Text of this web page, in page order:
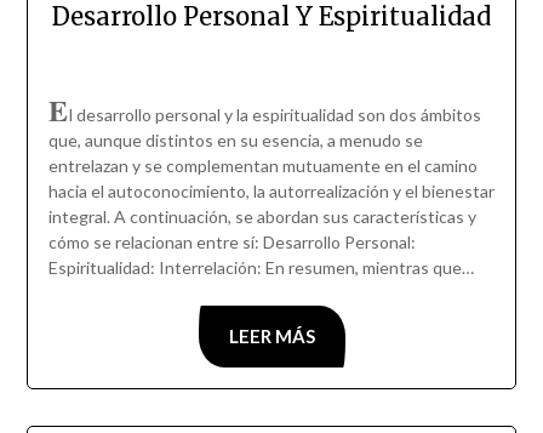
Desarrollo Personal Y Espiritualidad
El desarrollo personal y la espiritualidad son dos ámbitos
que, aunque distintos en su esencia, a menudo se
entrelazan y se complementan mutuamente en el camino
hacia el autoconocimiento, la autorrealización y el bienestar
integral. A continuación, se abordan sus características y
cómo se relacionan entre sí: Desarrollo Personal:
Espiritualidad: Interrelación: En resumen, mientras que…
LEER MÁS